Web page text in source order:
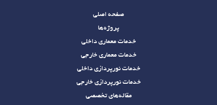
صفحه اصلی
پروژه‌ها
خدمات معماری داخلی
خدمات معماری خارجی
خدمات نورپردازی داخلی
خدمات نورپردازی خارجی
مقاله‌های تخصصی